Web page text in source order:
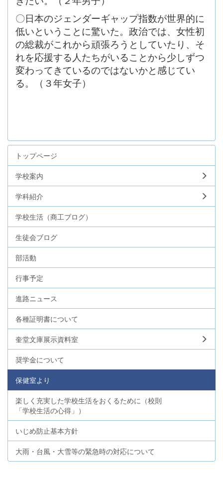
〇日本のジェンダーギャップ指数が世界的に
低いということに驚いた。政治では、女性初
の総裁がこれから頑張ろうとしていたり、そ
れを応援する人たちがいることから少しずつ
変わってきているのではないかと感じてい
る。（３年女子）
トップページ
学校案内
学科紹介
学校生活（商工ブログ）
生徒会ブログ
部活動
行事予定
進路ニュース
各種証明書について
奎堂文庫展示資料室
奨学金について
保健室より
楽しく充実した学校生活をおくるために（校則
「学校生活の心得」）
いじめ防止基本方針
大雨・台風・大雪等の緊急時の対応について